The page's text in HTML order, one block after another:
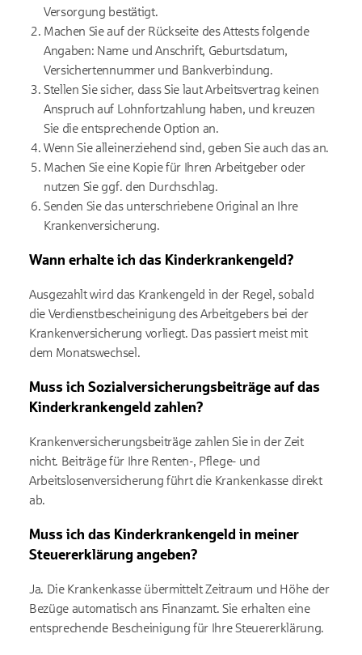
Versorgung bestätigt.
Machen Sie auf der Rückseite des Attests folgende
Angaben: Name und Anschrift, Geburtsdatum,
Versichertennummer und Bankverbindung.
Stellen Sie sicher, dass Sie laut Arbeitsvertrag keinen
Anspruch auf Lohnfortzahlung haben, und kreuzen
Sie die entsprechende Option an.
Wenn Sie alleinerziehend sind, geben Sie auch das an.
Machen Sie eine Kopie für Ihren Arbeitgeber oder
nutzen Sie ggf. den Durchschlag.
Senden Sie das unterschriebene Original an Ihre
Krankenversicherung.
Wann erhalte ich das Kinderkrankengeld?
Ausgezahlt wird das Krankengeld in der Regel, sobald
die Verdienstbescheinigung des Arbeitgebers bei der
Krankenversicherung vorliegt. Das passiert meist mit
dem Monatswechsel.
Muss ich Sozialversicherungsbeiträge auf das
Kinderkrankengeld zahlen?
Krankenversicherungsbeiträge zahlen Sie in der Zeit
nicht. Beiträge für Ihre Renten-, Pflege- und
Arbeitslosenversicherung führt die Krankenkasse direkt
ab.
Muss ich das Kinderkrankengeld in meiner
Steuererklärung angeben?
Ja. Die Krankenkasse übermittelt Zeitraum und Höhe der
Bezüge automatisch ans Finanzamt. Sie erhalten eine
entsprechende Bescheinigung für Ihre Steuererklärung.